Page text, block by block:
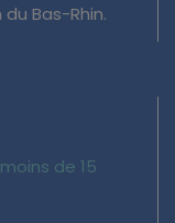
Bas-Rhin.
de 15